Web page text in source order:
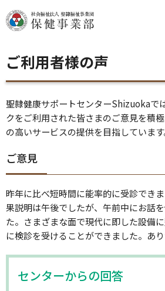
ロ
ル
ゲ
ー
シ
ン
へ
文
ー
ナ
ー
シ
ョ
へ
ッ
へご利用者様の声
聖隷健康サポートセンターShizuokaで
クをご利用された皆さまのご意見を積
の高いサービスの提供を目指しています
ご意見
昨年に比べ短時間に能率的に受診でき
果説明は午後でしたが、午前中にお話
た。さまざまな面で現代に即した設備
に検診を受けることができました。あ
センターからの回答